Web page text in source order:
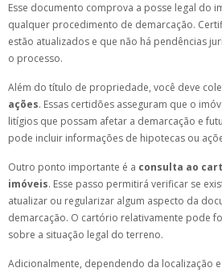
Esse documento comprova a posse legal do
qualquer procedimento de demarcação.
estão atualizados e que não há pendências
o processo.
Além do título de propriedade, você deve
ações. Essas certidões asseguram que o
litígios que possam afetar a demarcação e
pode incluir informações de hipotecas ou
Outro ponto importante é a consulta ao
imóveis. Esse passo permitirá verificar se
atualizar ou regularizar algum aspecto da
demarcação. O cartório relativamente pode
sobre a situação legal do terreno.
Adicionalmente, dependendo da localização